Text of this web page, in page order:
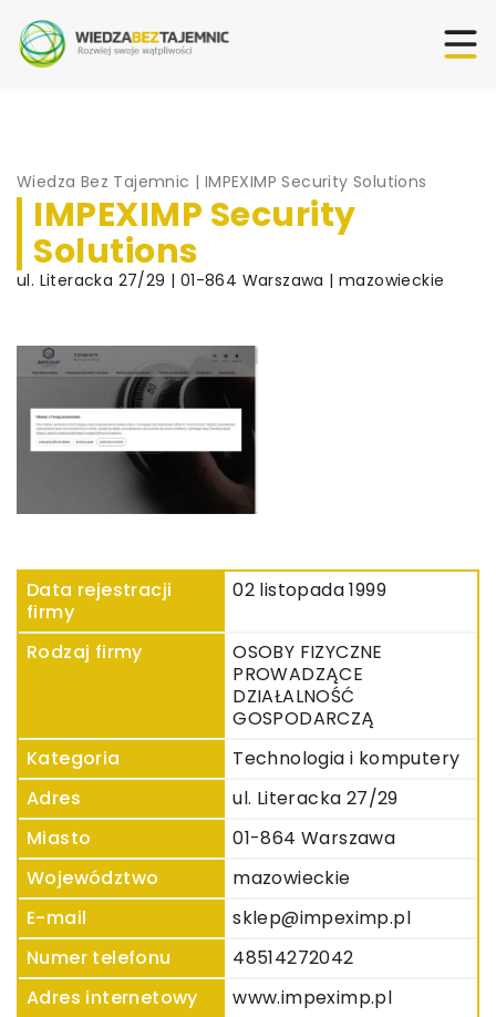
Wiedza Bez Tajemnic | IMPEXIMP Security Solutions
IMPEXIMP Security
Solutions
ul. Literacka 27/29 | 01-864 Warszawa | mazowieckie
Data rejestracji
firmy
02 listopada 1999
Rodzaj firmy
OSOBY FIZYCZNE
PROWADZĄCE
DZIAŁALNOŚĆ
GOSPODARCZĄ
Kategoria
Technologia i komputery
Adres
ul. Literacka 27/29
Miasto
01-864 Warszawa
Województwo
mazowieckie
E-mail
sklep@impeximp.pl
Numer telefonu
48514272042
Adres internetowy
www.impeximp.pl